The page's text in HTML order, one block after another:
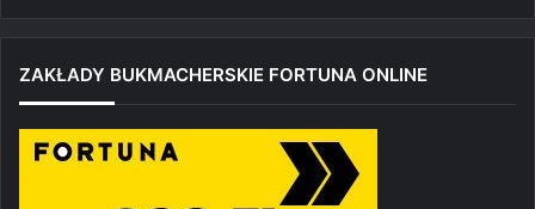
ZAKŁADY BUKMACHERSKIE FORTUNA ONLINE